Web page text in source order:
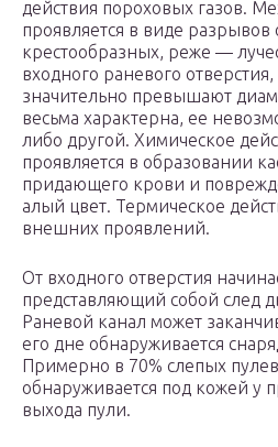
действия пороховых газов.
проявляется в виде
крестообразных, реже —
входного раневого
значительно превышают
весьма характерна, ее
либо другой. Химическое
проявляется в образовании
придающего крови и
алый цвет. Термическое
внешних проявлений.
От входного отверстия
представляющий собой след
Раневой канал может
его дне обнаруживается
Примерно в 70% слепых
обнаруживается под кожей у
выхода пули.